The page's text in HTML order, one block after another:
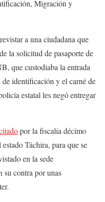
Migración y
a una ciudadana que
la solicitud de pasaporte de
que custodiaba la entrada
identificación y el carné de
estatal les negó entregar
por la fiscalía décimo
Táchira, para que se
en la sede
su contra por unas